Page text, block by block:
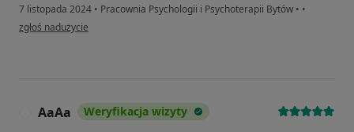
7 listopada 2024 • Pracownia Psychologii i Psychoterapii Bytów • •
w opinii użytkownika Magda
zgłoś nadużycie
AaAa Weryfikacja wizyty